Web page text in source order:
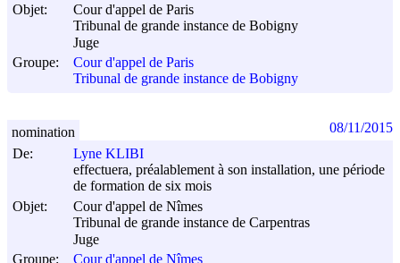
Objet:
Cour d'appel de Paris
Tribunal de grande instance de Bobigny
Juge
Groupe:
Cour d'appel de Paris
Tribunal de grande instance de Bobigny
De:
Lyne KLIBI
effectuera, préalablement à son installation, une période
de formation de six mois
Objet:
Cour d'appel de Nîmes
Tribunal de grande instance de Carpentras
Juge
Groupe:
Cour d'appel de Nîmes
nomination 08/11/2015